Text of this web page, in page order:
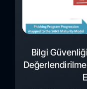
Bilgi Güvenliği